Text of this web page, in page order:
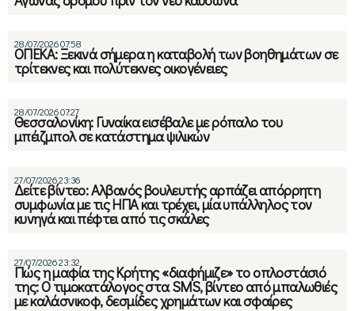
28/07/2026 07:58
ΟΠΕΚΑ: Ξεκινά σήμερα η καταβολή των βοηθημάτων σε
τρίτεκνες και πολύτεκνες οικογένειες
28/07/2026 07:27
Θεσσαλονίκη: Γυναίκα εισέβαλε με ρόπαλο του
μπέιζμπολ σε κατάστημα ψιλικών
27/07/2026 23:36
Δείτε βίντεο: Αλβανός βουλευτής αρπάζει απόρρητη
συμφωνία με τις ΗΠΑ και τρέχει, μία υπάλληλος τον
κυνηγά και πέφτει από τις σκάλες
27/07/2026 23:32
Πώς η μαφία της Κρήτης «διαφήμιζε» το οπλοστάσιό
της: Ο τιμοκατάλογος στα SMS, βίντεο από μπαλωθιές
με καλάσνικοφ, δεσμίδες χρημάτων και σφαίρες